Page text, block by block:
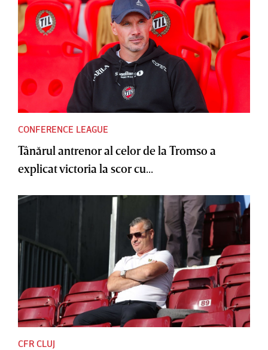
CONFERENCE LEAGUE
Tânărul antrenor al celor de la Tromso a
explicat victoria la scor cu...
CFR CLUJ